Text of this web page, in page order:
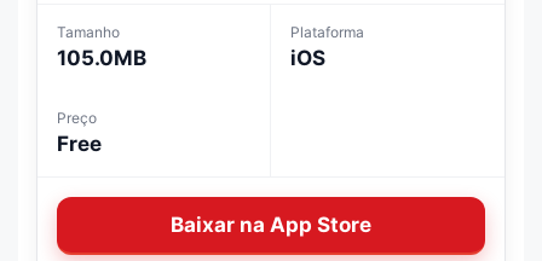
Tamanho
105.0MB
Plataforma
iOS
Preço
Free
Baixar na App Store